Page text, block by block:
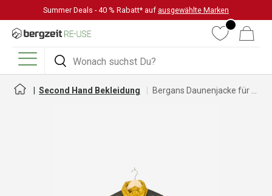
DIREKT ZUM INHALT
Summer Deals - 40 % Rabatt* auf ausgewählte Marken
Suchen
Suchen
WunschlisteWarenkorb
Menü
Second Hand Bekleidung